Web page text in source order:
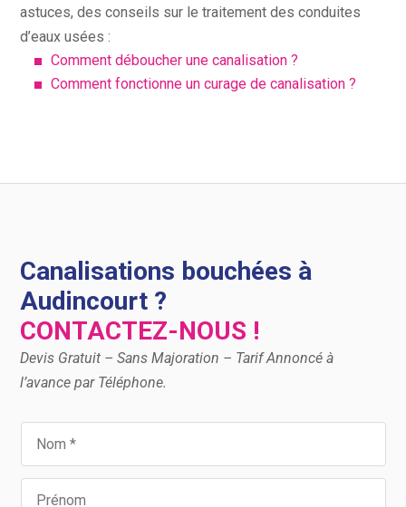
astuces, des conseils sur le traitement des conduites
d’eaux usées :
Comment déboucher une canalisation ?
Comment fonctionne un curage de canalisation ?
Canalisations bouchées à
Audincourt ?
CONTACTEZ-NOUS !
Devis Gratuit – Sans Majoration – Tarif Annoncé à
l’avance par Téléphone.